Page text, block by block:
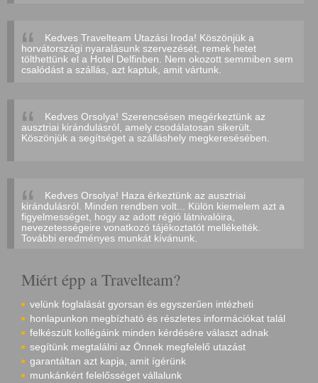
Kedves Travelteam Utazási Iroda! Köszönjük a
horvátországi nyaralásunk szervezését, remek hetet
tölthettünk el a Hotel Delfinben. Nem okozott semmiben sem
csalódást a szállás, azt kaptuk, amit vártunk.
Kedves Orsolya! Szerencsésen megérkeztünk az
ausztriai kirándulásról, amely csodálatosan sikerült.
Köszönjük a segítséget a szálláshely megkeresésében.
Kedves Orsolya! Haza érkeztünk az ausztriai
kirándulásról. Minden rendben volt... Külön kiemelem azt a
figyelmességet, hogy az adott régió látnivalóira,
nevezetességeire vonatkozó tájékoztatót mellékelték.
További eredményes munkát kívánunk.
Miért épp a Travelteam?
velünk foglalását gyorsan és egyszerűen intézheti
honlapunkon megbízható és részletes információkat talál
felkészült kollégáink minden kérdésére választ adnak
segítünk megtalálni az Önnek megfelelő utazást
garantáltan azt kapja, amit ígérünk
munkánkért felelősséget vállalunk